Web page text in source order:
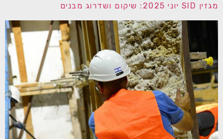
מגזין SID יוני 2025: שיקום ושדרוג מבנים